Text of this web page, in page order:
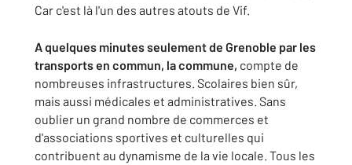
Car c'est là l'un des autres atouts de Vif.
A quelques minutes seulement de Grenoble par les
transports en commun, la commune, compte de
nombreuses infrastructures. Scolaires bien sûr,
mais aussi médicales et administratives. Sans
oublier un grand nombre de commerces et
d'associations sportives et culturelles qui
contribuent au dynamisme de la vie locale. Tous les